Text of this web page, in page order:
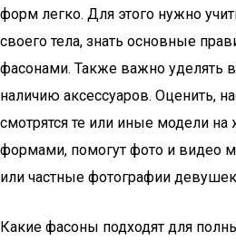
форм легко. Для этого нужно
своего тела, знать основные
фасонами. Также важно уделять
наличию аксессуаров. Оценить,
смотрятся те или иные модели
формами, помогут фото и видео
или частные фотографии
Какие фасоны подходят для